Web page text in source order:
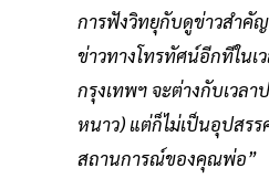
การฟังวิทยุกับดูข่าวสำคั
ข่าวทางโทรทัศน์อีกทีในเ
กรุงเทพฯ จะต่างกับเวลา
หนาว) แต่ก็ไม่เป็นอุปสร
สถานการณ์ของคุณพ่อ”